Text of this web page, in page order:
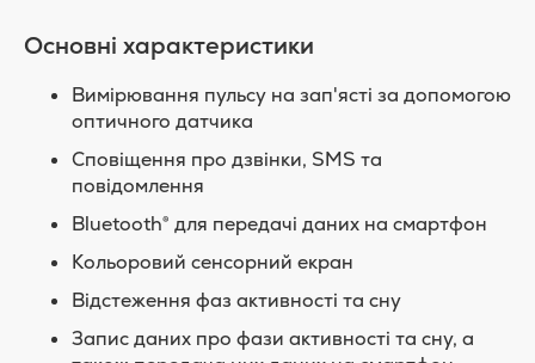
Основні характеристики
Вимірювання пульсу на зап'ясті за допомогою
оптичного датчика
Сповіщення про дзвінки, SMS та
повідомлення
Bluetooth® для передачі даних на смартфон
Кольоровий сенсорний екран
Відстеження фаз активності та сну
Запис даних про фази активності та сну, а